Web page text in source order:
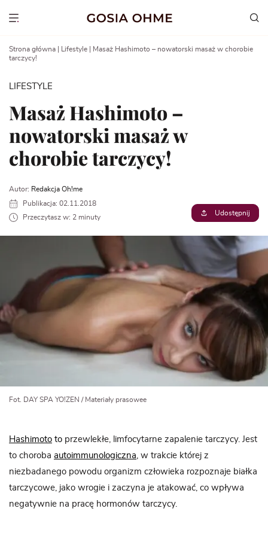
Show menu
Strona główna Lifestyle
Masaż Hashimoto – nowatorski masaż w chorobie
tarczycy!
LIFESTYLE
Masaż Hashimoto –
nowatorski masaż w
chorobie tarczycy!
Autor: Redakcja Oh!me
Publikacja: 02.11.2018
Przeczytasz w: 2 minuty
Udostępnij
Fot. DAY SPA YO!ZEN / Materiały prasowee
Hashimoto to przewlekłe, limfocytarne zapalenie tarczycy. Jest
to choroba autoimmunologiczna w trakcie której z
niezbadanego powodu organizm człowieka rozpoznaje białka
tarczycowe, jako wrogie i zaczyna je atakować, co wpływa
negatywnie na pracę hormonów tarczycy.